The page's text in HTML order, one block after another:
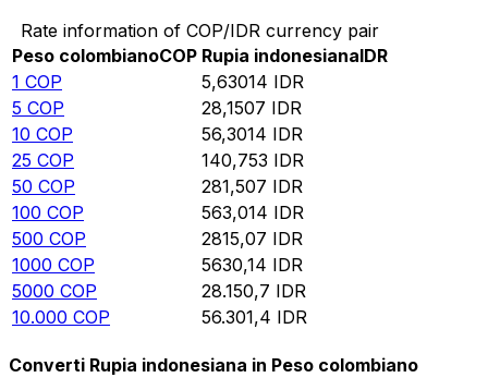
Rate information of COP/IDR currency pair
Peso colombianoCOP Rupia indonesianaIDR
1 COP 5,63014 IDR
5 COP 28,1507 IDR
10 COP 56,3014 IDR
25 COP 140,753 IDR
50 COP 281,507 IDR
100 COP 563,014 IDR
500 COP 2815,07 IDR
1000 COP 5630,14 IDR
5000 COP 28.150,7 IDR
10.000 COP 56.301,4 IDR
Converti Rupia indonesiana in Peso colombiano